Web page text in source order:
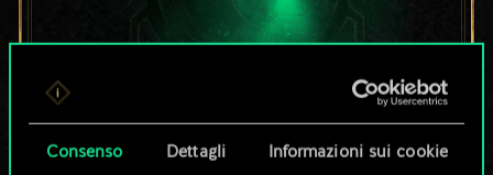
Consenso Dettagli Informazioni sui cookie
Per ora, è solo un